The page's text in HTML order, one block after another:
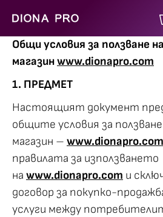
Общи условия за ползване
магазинwww.dionapro.com
1. ПРЕДМЕТ
Настоящият документ
общите условия за
магазин – www.dionapro.com
правилата за използването
на www.dionapro.com и
договор за покупко-
услуги между